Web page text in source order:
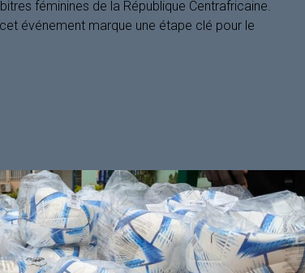
féminines de la République Centrafricaine.
événement marque une étape clé pour le